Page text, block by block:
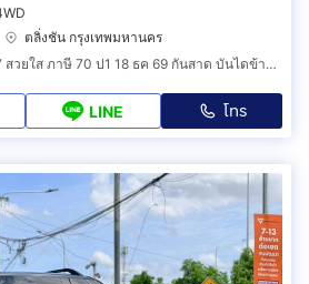
ตลิ่งชัน กรุงเทพมหานคร
Fortuner 2.7v 4wd SUV 07 สวยใส ภาษี 70 ป1 18 ธค 69 กันสาด บันไดข้าง ล้อ Max สปอยเลอร์หลัง พรม 5D ชุดเครื่องเสียง ซับ จอ กล้อง ฯ
LINE โทร